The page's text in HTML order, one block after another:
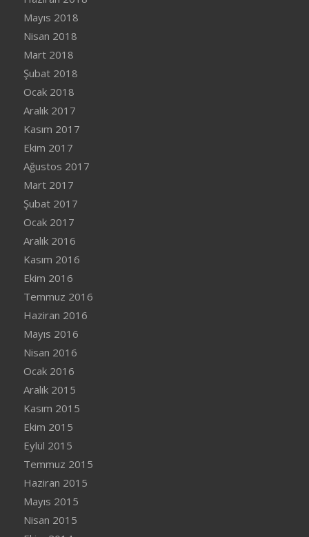
Mayıs 2018
Nisan 2018
Mart 2018
Şubat 2018
Ocak 2018
Aralık 2017
Kasım 2017
Ekim 2017
Ağustos 2017
Mart 2017
Şubat 2017
Ocak 2017
Aralık 2016
Kasım 2016
Ekim 2016
Temmuz 2016
Haziran 2016
Mayıs 2016
Nisan 2016
Ocak 2016
Aralık 2015
Kasım 2015
Ekim 2015
Eylül 2015
Temmuz 2015
Haziran 2015
Mayıs 2015
Nisan 2015